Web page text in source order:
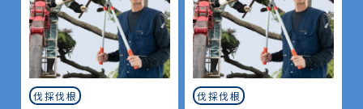
伐採伐根 伐採伐根